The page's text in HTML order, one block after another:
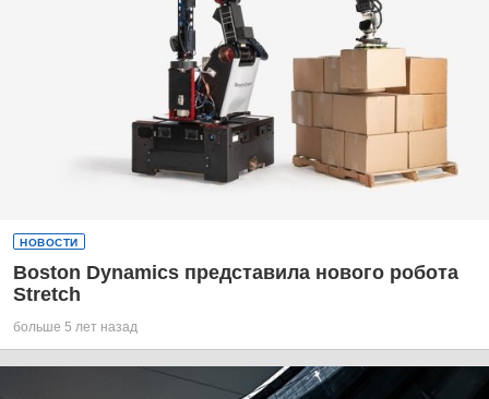
НОВОСТИ
Boston Dynamics представила нового робота
Stretch
больше 5 лет назад